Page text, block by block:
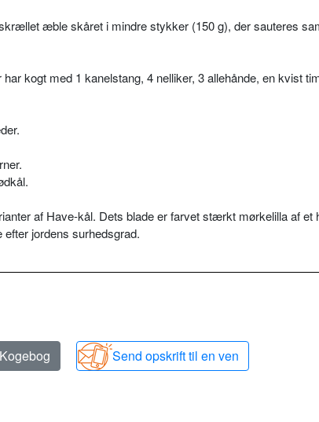
æble skåret i mindre stykker (150 g), der sauteres
kogt med 1 kanelstang, 4 nelliker, 3 allehånde, en kvist
af Have-kål. Dets blade er farvet stærkt mørkelilla af et
jordens surhedsgrad.
Send opskrift til en ven